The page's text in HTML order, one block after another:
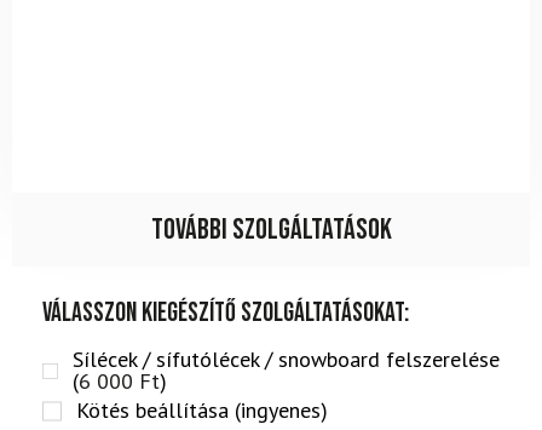
További szolgáltatások
Válasszon kiegészítő szolgáltatásokat:
Sílécek / sífutólécek / snowboard felszerelése
(6 000 Ft)
Kötés beállítása (ingyenes)